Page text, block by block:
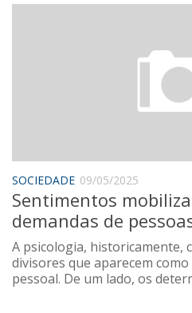
SOCIEDADE 09/05/2025
Sentimentos
demandas de
A psicologia, historicamente,
divisores que aparecem
pessoal. De um lado, os